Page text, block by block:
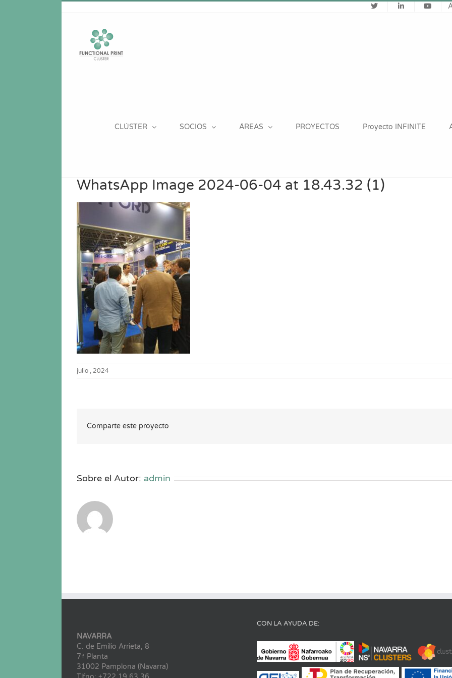
CLÚSTER SOCIOS ÁREAS PROYECTOS Proyecto INFINITE
WhatsApp Image 2024-06-04 at 18.43.32 (1)
julio , 2024
Comparte este proyecto
Sobre el Autor: admin
NAVARRA
C. de Emilio Arrieta, 8
7ª Planta
31002 Pamplona (Navarra)
CON LA AYUDA DE: